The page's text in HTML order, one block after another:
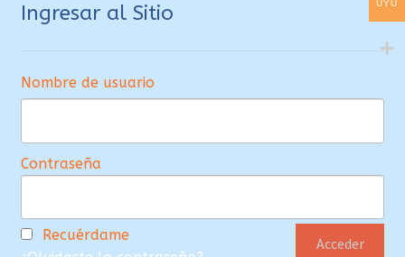
Ingresar al Sitio
Nombre de usuario
Contraseña
Recuérdame
UYU